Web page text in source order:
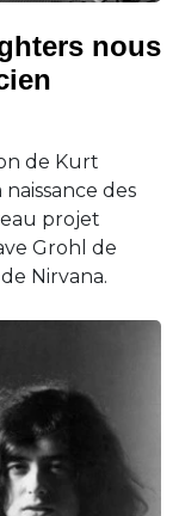
nous
de Kurt
des
projet
Grohl de
Nirvana.